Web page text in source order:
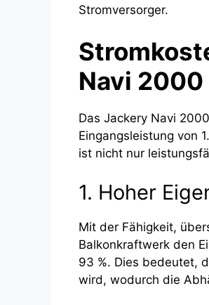
Stromversorger.
Navi
Das Jackery Navi
Eingangsleistung von
ist nicht nur
1. Hoher
Mit der Fähigkeit,
Balkonkraftwerk den
93 %. Dies bedeutet,
wird, wodurch die